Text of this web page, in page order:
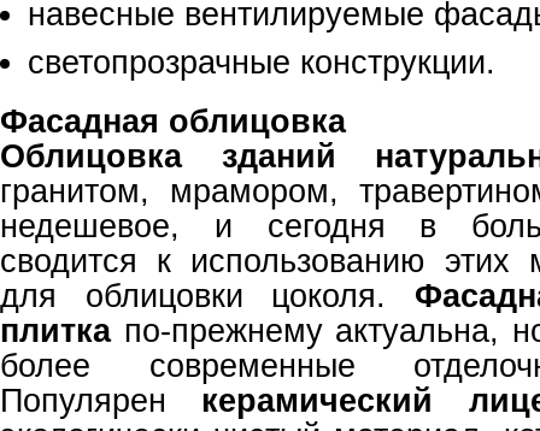
навесные вентилируемые
светопрозрачные конструкции.
Фасадная облицовка
Облицовка зданий
гранитом, мрамором,
недешевое, и сегодня в
сводится к использованию этих
для облицовки цоколя.
плиткапо-прежнему актуальна,
более современные
Популярен керамический